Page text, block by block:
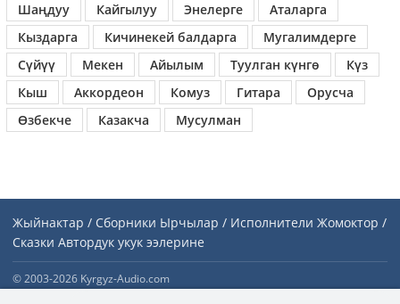
Шаңдуу
Кайгылуу Энелерге
Аталарга
Кыздарга
Кичинекей балдарга
Мугалимдерге
Сүйүү
Мекен Айылым Туулган күнгө
Күз
Кыш
Аккордеон Комуз Гитара
Орусча
Өзбекче
Казакча Мусулман
Жыйнактар / Сборники Ырчылар / Исполнители Жомоктор /
Сказки Автордук укук ээлерине
© 2003-2026 Kyrgyz-Audio.com